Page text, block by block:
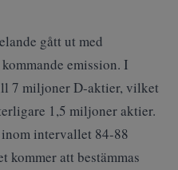
gått ut med
emission. I
7 miljoner D-aktier, vilket
1,5 miljoner aktier.
intervallet 84-88
kommer att bestämmas